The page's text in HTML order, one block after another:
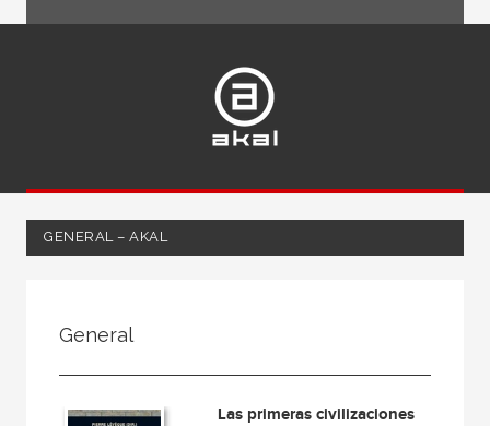
GENERAL – AKAL
Ciencias humanas y sociales
Historia
General
General
Las primeras civilizaciones